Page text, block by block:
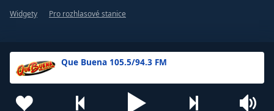
Que Buena 105.5/94.3 FM
Widgety
Pro rozhlasové stanice